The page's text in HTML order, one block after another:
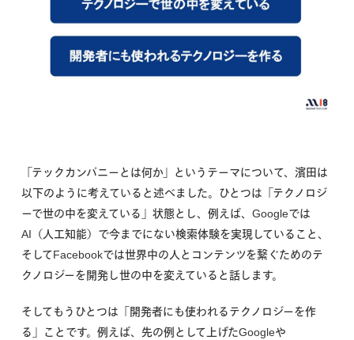
「テックカンパニーとは何か」というテーマについて、濱田は
以下のように考えていると述べました。ひとつは「テクノロジ
ーで世の中を変えている」状態とし、例えば、Googleでは
AI（人工知能）で今までにない検索体験を実現していること、
そしてFacebookでは世界中の人とコンテンツを繋ぐためのテ
クノロジーを開発し世の中を変えていると話します。
そしてもうひとつは「開発者にも使われるテクノロジーを作
る」ことです。例えば、先の例として上げたGoogleや